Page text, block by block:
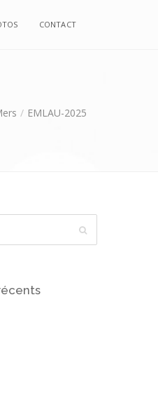
CONTACT
EMLAU-2025